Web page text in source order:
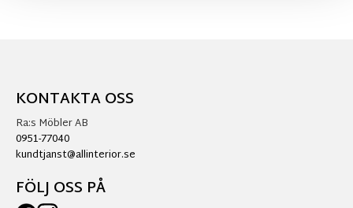
KONTAKTA OSS
Ra:s Möbler AB
0951-77040
kundtjanst@allinterior.se
FÖLJ OSS PÅ